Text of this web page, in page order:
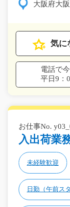
大阪府大
気に
電話で
平日9：
お仕事No.
入出荷業
未経験歓迎
日勤（午前ス